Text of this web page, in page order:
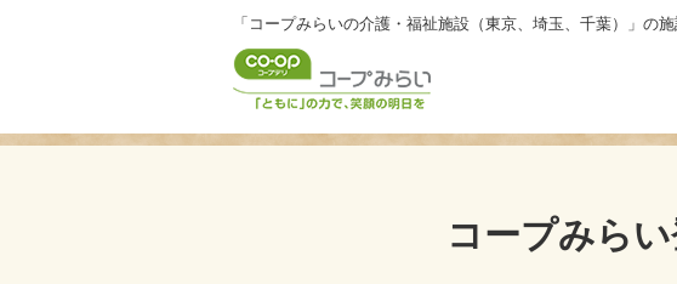
「コープみらいの介護・福祉施設（東京、埼玉、千葉）」の施
コープみら